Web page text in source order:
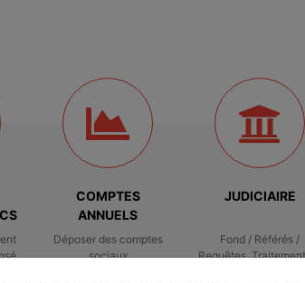
COMPTES
ANNUELS
Déposer des comptes
sociaux
JUDICIAIRE
Fond / Référés /
Requêtes.